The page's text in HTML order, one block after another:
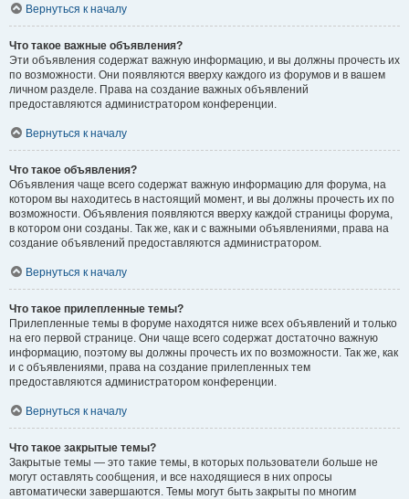
Вернуться к началу
Что такое важные объявления?
Эти объявления содержат важную информацию, и вы должны прочесть их
по возможности. Они появляются вверху каждого из форумов и в вашем
личном разделе. Права на создание важных объявлений
предоставляются администратором конференции.
Вернуться к началу
Что такое объявления?
Объявления чаще всего содержат важную информацию для форума, на
котором вы находитесь в настоящий момент, и вы должны прочесть их по
возможности. Объявления появляются вверху каждой страницы форума,
в котором они созданы. Так же, как и с важными объявлениями, права на
создание объявлений предоставляются администратором.
Вернуться к началу
Что такое прилепленные темы?
Прилепленные темы в форуме находятся ниже всех объявлений и только
на его первой странице. Они чаще всего содержат достаточно важную
информацию, поэтому вы должны прочесть их по возможности. Так же, как
и с объявлениями, права на создание прилепленных тем
предоставляются администратором конференции.
Вернуться к началу
Что такое закрытые темы?
Закрытые темы — это такие темы, в которых пользователи больше не
могут оставлять сообщения, и все находящиеся в них опросы
автоматически завершаются. Темы могут быть закрыты по многим